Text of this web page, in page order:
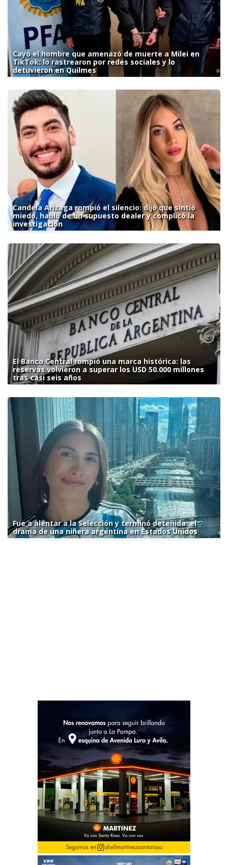
Cayó el hombre que amenazó de muerte a Milei en
TikTok: lo rastrearon por redes sociales y lo
detuvieron en Quilmes
Candela Arizaga rompió el silencio: dijo que sintió
miedo, habló de un supuesto dealer y complicó la
investigación
El Banco Central rompió una marca histórica: las
reservas volvieron a superar los USD 50.000 millones
tras casi seis años
Fue a alentar a la Selección y terminó detenida: el
drama de una niñera argentina en Estados Unidos